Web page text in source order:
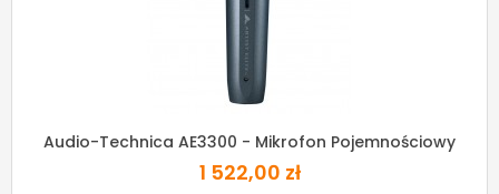
Audio-Technica AE3300 - Mikrofon Pojemnościowy
1 522,00 zł